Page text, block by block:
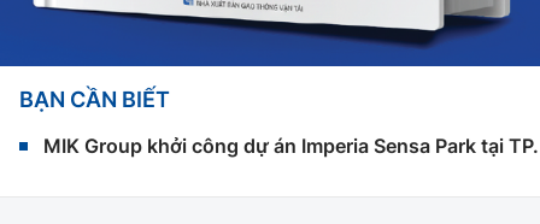
BẠN CẦN BIẾT
MIK Group khởi công dự án Imperia Sensa Park tại